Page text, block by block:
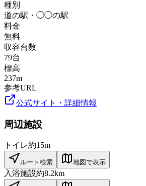
種別
道の駅・◯◯の駅
料金
無料
収容台数
79台
標高
237m
参考URL
公式サイト・詳細情報
周辺施設
トイレ約15m
ルート検索 地図で表示
入浴施設約8.2km